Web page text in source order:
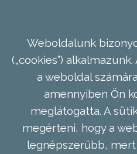
Weboldalunk
(„cookies”)
a weboldal
amennyiben Ön
meglátogatta. A
megérteni, hogy a
legnépszerűbb,